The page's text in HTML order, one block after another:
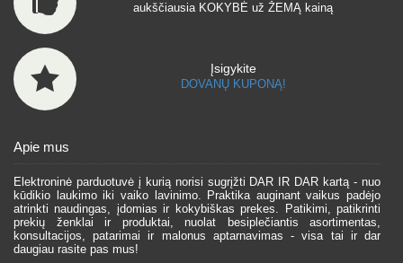
aukščiausia KOKYBĖ už ŽEMĄ kainą
Įsigykite
DOVANŲ KUPONĄ!
Apie mus
Elektroninė parduotuvė į kurią norisi sugrįžti DAR IR DAR kartą - nuo
kūdikio laukimo iki vaiko lavinimo. Praktika auginant vaikus padėjo
atrinkti naudingas, įdomias ir kokybiškas prekes. Patikimi, patikrinti
prekių ženklai ir produktai, nuolat besiplečiantis asortimentas,
konsultacijos, patarimai ir malonus aptarnavimas - visa tai ir dar
daugiau rasite pas mus!